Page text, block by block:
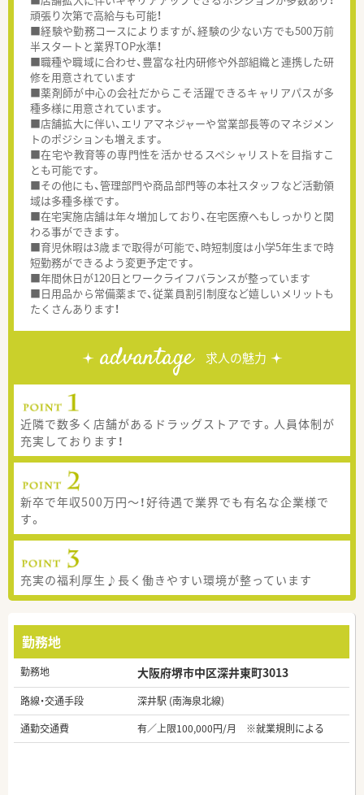
頑張り次第で高給与も可能！
■経験や勤務コースによりますが、経験の少ない方でも500万前
半スタートと業界TOP水準！
■職種や職域に合わせ、豊富な社内研修や外部組織と連携した研
修を用意されています
■薬剤師が中心の会社だからこそ活躍できるキャリアパスが多
種多様に用意されています。
■店舗拡大に伴い、エリアマネジャーや営業部長等のマネジメン
トのポジションも増えます。
■在宅や教育等の専門性を活かせるスペシャリストを目指すこ
とも可能です。
■その他にも、管理部門や商品部門等の本社スタッフなど活動領
域は多種多様です。
■在宅実施店舗は年々増加しており、在宅医療へもしっかりと関
わる事ができます。
■育児休暇は3歳まで取得が可能で、時短制度は小学5年生まで時
短勤務ができるよう変更予定です。
■年間休日が120日とワークライフバランスが整っています
■日用品から常備薬まで、従業員割引制度など嬉しいメリットも
たくさんあります！
advantage 求人の魅力
近隣で数多く店舗があるドラッグストアです。人員体制が
充実しております！
新卒で年収500万円～！好待遇で業界でも有名な企業様で
す。
充実の福利厚生♪長く働きやすい環境が整っています
勤務地
勤務地 大阪府堺市中区深井東町3013
路線・交通手段
深井駅 (南海泉北線)
通勤交通費
有／上限100,000円/月 ※就業規則による